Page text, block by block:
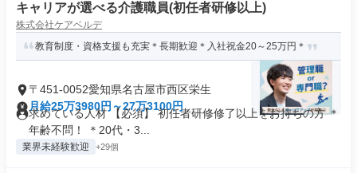
キャリアが選べる介護職員(初任者研修以上)
株式会社ケアベルデ
教育制度・資格支援も充実＊長期歓迎＊入社祝金20～25万円＊
〒451-0052愛知県名古屋市西区栄生
月給25万3980円～27万3100円
求めている人材 【必須】 初任者研修修了以上をお持ちの方 ＊
年齢不問！ ＊20代・3...
業界未経験歓迎 +29個